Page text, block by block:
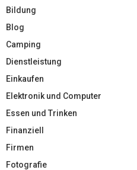
Bildung
Blog
Camping
Dienstleistung
Einkaufen
Elektronik und Computer
Essen und Trinken
Finanziell
Firmen
Fotografie